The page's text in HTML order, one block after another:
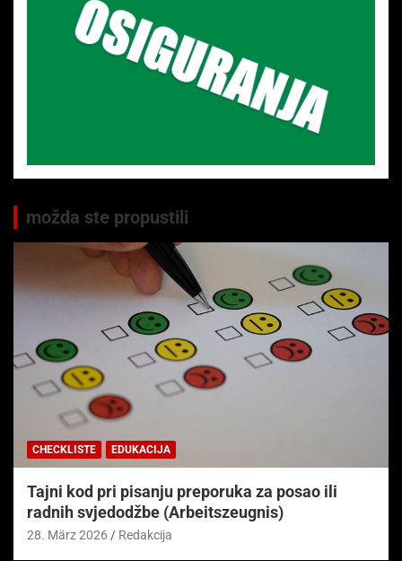
možda ste propustili
CHECKLISTE EDUKACIJA
Tajni kod pri pisanju preporuka za posao ili
radnih svjedodžbe (Arbeitszeugnis)
28. März 2026 Redakcija